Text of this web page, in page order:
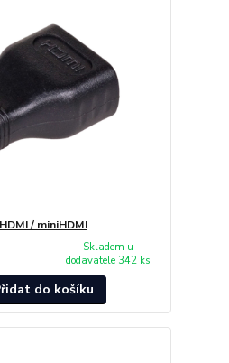
/ miniHDMI
Skladem u
dodavatele 342 ks
do košíku